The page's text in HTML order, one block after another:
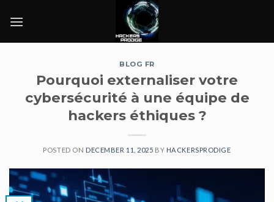
BLOG FR
Pourquoi externaliser votre
cybersécurité à une équipe de
hackers éthiques ?
POSTED ON DECEMBER 11, 2025 BY HACKERSPRODIGE